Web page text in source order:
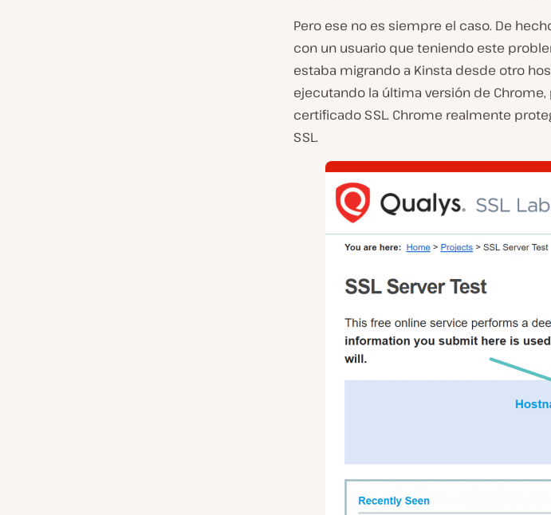
Pero ese no es siempre el caso. De
con un usuario que teniendo este
estaba migrando a Kinsta desde otro
ejecutando la última versión de
certificado SSL. Chrome realmente
SSL.